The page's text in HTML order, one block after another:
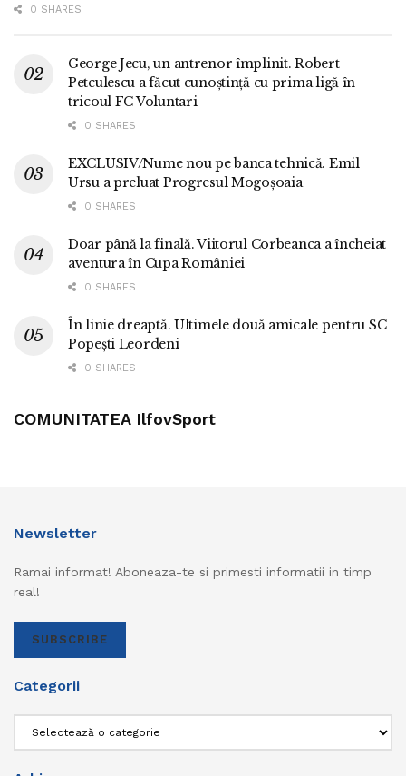
0 SHARES
George Jecu, un antrenor împlinit. Robert
Petculescu a făcut cunoștință cu prima ligă în
tricoul FC Voluntari
0 SHARES
EXCLUSIV/Nume nou pe banca tehnică. Emil
Ursu a preluat Progresul Mogoșoaia
0 SHARES
Doar până la finală. Viitorul Corbeanca a încheiat
aventura în Cupa României
0 SHARES
În linie dreaptă. Ultimele două amicale pentru SC
Popești Leordeni
0 SHARES
COMUNITATEA IlfovSport
Newsletter
Ramai informat! Aboneaza-te si primesti informatii in timp
real!
SUBSCRIBE
Categorii